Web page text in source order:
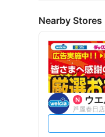
Nearby Stores
ウ
芦屋春日店